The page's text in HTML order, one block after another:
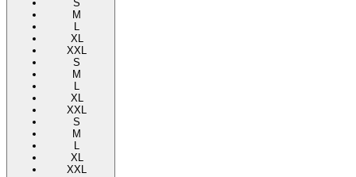
S
M
L
XL
XXL
S
M
L
XL
XXL
S
M
L
XL
XXL